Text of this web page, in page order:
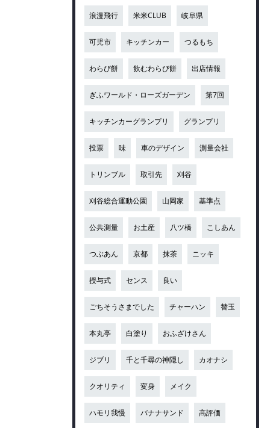
浪漫飛行 米米CLUB 岐阜県
可児市 キッチンカー つるもち
わらび餅 飲むわらび餅 出店情報
ぎふワールド・ローズガーデン 第7回
キッチンカーグランプリ グランプリ
投票 味 車のデザイン 測量会社
トリンブル 取引先 刈谷
刈谷総合運動公園 山岡家 基準点
公共測量 お土産 八ツ橋 こしあん
つぶあん 京都 抹茶 ニッキ
授与式 センス 良い
ごちそうさまでした チャーハン 替玉
本丸亭 白塗り おふざけさん
ジブリ 千と千尋の神隠し カオナシ
クオリティ 変身 メイク
ハモリ我慢 バナナサンド 高評価